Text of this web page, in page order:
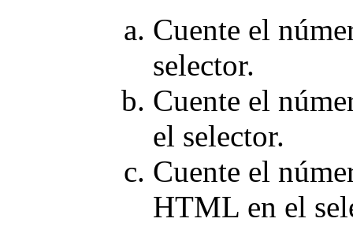
Cuente el
selector.
Cuente el
el selector.
Cuente el
HTML en el